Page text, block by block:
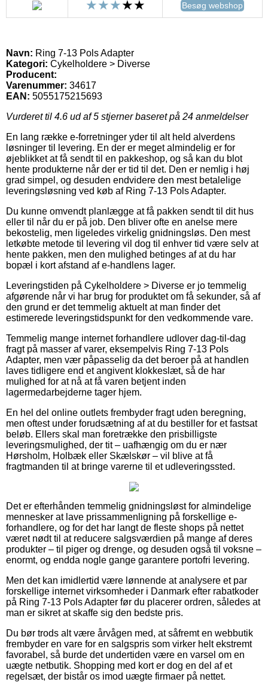
Besøg webshop
Navn: Ring 7-13 Pols Adapter
Kategori: Cykelholdere > Diverse
Producent:
Varenummer: 34617
EAN: 5055175215693
Vurderet til 4.6 ud af 5 stjerner baseret på 24 anmeldelser
En lang række e-forretninger yder til alt held alverdens
løsninger til levering. En der er meget almindelig er for
øjeblikket at få sendt til en pakkeshop, og så kan du blot
hente produkterne når der er tid til det. Den er nemlig i høj
grad simpel, og desuden endvidere den mest betalelige
leveringsløsning ved køb af Ring 7-13 Pols Adapter.
Du kunne omvendt planlægge at få pakken sendt til dit hus
eller til når du er på job. Den bliver ofte en anelse mere
bekostelig, men ligeledes virkelig gnidningsløs. Den mest
letkøbte metode til levering vil dog til enhver tid være selv at
hente pakken, men den mulighed betinges af at du har
bopæl i kort afstand af e-handlens lager.
Leveringstiden på Cykelholdere > Diverse er jo temmelig
afgørende når vi har brug for produktet om få sekunder, så af
den grund er det temmelig aktuelt at man finder det
estimerede leveringstidspunkt for den vedkommende vare.
Temmelig mange internet forhandlere udlover dag-til-dag
fragt på masser af varer, eksempelvis Ring 7-13 Pols
Adapter, men vær påpasselig da det beroer på at handlen
laves tidligere end et angivent klokkeslæt, så de har
mulighed for at nå at få varen betjent inden
lagermedarbejderne tager hjem.
En hel del online outlets frembyder fragt uden beregning,
men oftest under forudsætning af at du bestiller for et fastsat
beløb. Ellers skal man foretrække den prisbilligste
leveringsmulighed, der tit – uafhængig om du er nær
Hørsholm, Holbæk eller Skælskør – vil blive at få
fragtmanden til at bringe varerne til et udleveringssted.
Det er efterhånden temmelig gnidningsløst for almindelige
mennesker at lave prissammenligning på forskellige e-
forhandlere, og for det har langt de fleste shops på nettet
været nødt til at reducere salgsværdien på mange af deres
produkter – til piger og drenge, og desuden også til voksne –
enormt, og endda nogle gange garantere portofri levering.
Men det kan imidlertid være lønnende at analysere et par
forskellige internet virksomheder i Danmark efter rabatkoder
på Ring 7-13 Pols Adapter før du placerer ordren, således at
man er sikret at skaffe sig den bedste pris.
Du bør trods alt være årvågen med, at såfremt en webbutik
frembyder en vare for en salgspris som virker helt ekstremt
favorabel, så burde det undertiden være en varsel om en
uægte netbutik. Shopping med kort er dog en del af et
regelsæt, der bistår os imod uægte firmaer på nettet.